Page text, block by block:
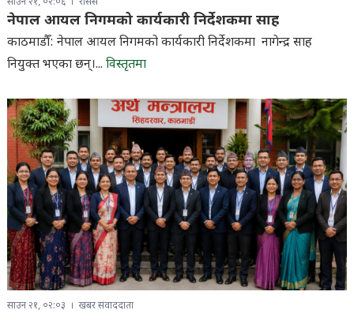
नेपाल आयल निगमको कार्यकारी निर्देशकमा साह
काठमाडौँ: नेपाल आयल निगमको कार्यकारी निर्देशकमा नागेन्द्र साह
नियुक्त भएका छन्।... विस्तृतमा
साउन २१, ०२:०३ खबर संवाददाता